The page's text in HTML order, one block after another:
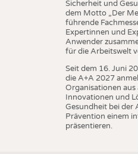
Sicherheit und
dem Motto „Der
führende
Expertinnen und
Anwender
für die Arbeitswelt
Seit dem 16. Juni
die A+A 2027
Organisationen aus
Innovationen und
Gesundheit bei der
Prävention einem
präsentieren.